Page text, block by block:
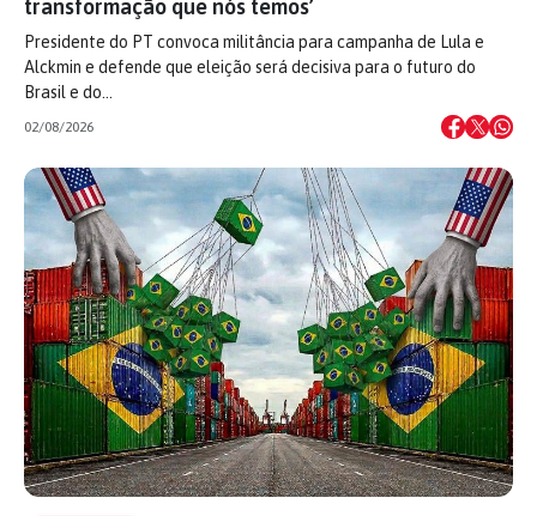
transformação que nós temos’
Presidente do PT convoca militância para campanha de Lula e
Alckmin e defende que eleição será decisiva para o futuro do
Brasil e do…
02/08/2026